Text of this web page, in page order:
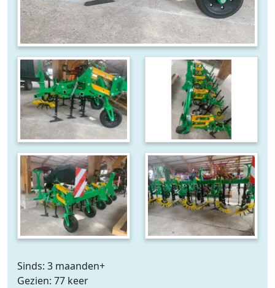
Sinds: 3 maanden+
Gezien: 77 keer